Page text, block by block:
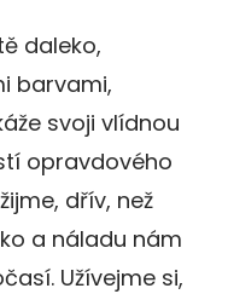
daleko,
barvami,
svoji vlídnou
opravdového
dřív, než
a náladu nám
Užívejme si,